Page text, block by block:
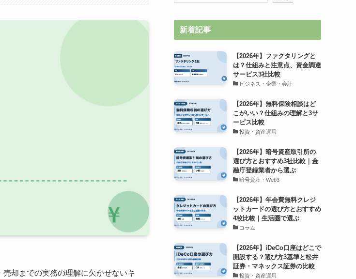
却までの実務の理解に欠かせないキ
新着記事
【2026年】ファクタリングと
は？仕組みと注意点、資金調達
サービス3社比較
ビジネス・企業・会計
【2026年】無料保険相談はど
こがいい？仕組みの理解と3サ
ービス比較
投資・資産運用
【2026年】暗号資産取引所の
選び方とおすすめ3社比較｜金
融庁登録業者から選ぶ
暗号資産・Web3
【2026年】年会費無料クレジ
ットカードの選び方とおすすめ
4枚比較｜生活圏で選ぶ
コラム
【2026年】iDeCo口座はどこで
開設する？選び方3基準と松井
証券・マネックス証券の比較
投資・資産運用